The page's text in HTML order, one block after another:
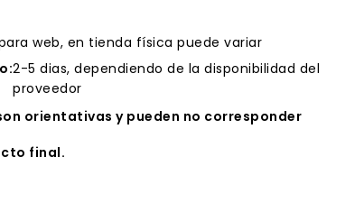
web, en tienda física puede variar
2-5 dias, dependiendo de la disponibilidad del
proveedor
orientativas y pueden no corresponder
final.